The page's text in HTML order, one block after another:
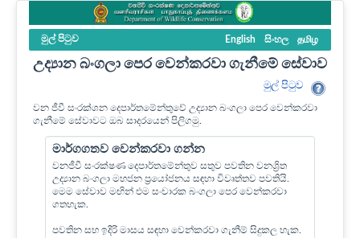
මුල් පි‍ටුව English සිංහල தமிழ
උද්‍යාන බංගලා පෙර වෙන්කරවා ගැනීමේ සේවාව
මුල් පි‍ටුව
වන ජීවී සංරක්ශන දෙපාර්තමේන්තුවේ උද්‍යාන බංගලා පෙර වෙන්කරවා
ගැනීමේ සේවාවට ඔබ සාදරයෙන් පිලිගමු.
මාර්ගගතව වෙන්කරවා ගන්න
වනජීවී සංරක්ෂණ දෙපාර්තමේන්තුව සතුව පවතින වනශ්‍රිත
උද්‍යාන බංගලා මහජන ප්‍රයෝජනය සඳහා විවෘත්තව පවතියි.
මෙම සේවාව මඟින් එම සංචාරක බංගලා පෙර වෙන්කරවා
ගතහැක.
පවතින සහ ඉදිරි මාසය සඳහා වෙන්කරවා ගැනීම් සිදුකල හැක.